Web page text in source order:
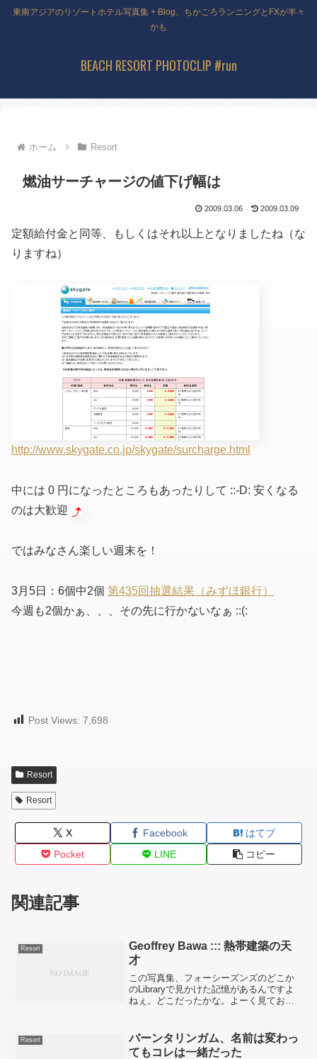
東南アジアのリゾートホテル写真集 + Blog、ちかごろランニングとFXが半々
かも
BEACH RESORT PHOTOCLIP #run
ホーム Resort
燃油サーチャージの値下げ幅は
2009.03.06 2009.03.09
定額給付金と同等、もしくはそれ以上となりましたね （な
りますね）
http://www.skygate.co.jp/skygate/surcharge.html
中には 0 円になったところもあったりして ::-D: 安くなる
のは大歓迎
ではみなさん楽しい週末を！
3月5日：6個中2個 第435回抽選結果（みずほ銀行）
今週も2個かぁ、、、その先に行かないなぁ ::(:
Post Views: 7,698
Resort
Resort
X Facebook
はてブ
Pocket
LINE コピー
関連記事
Resort
Geoffrey Bawa ::: 熱帯建築の天
才
この写真集、フォーシーズンズのどこか
のLibraryで見かけた記憶があるんですよ
ねぇ。どこだったかな。よーく見ておけ
て掲載されていたホテルの名前をメモっ
ていたことを思い...
Resort
バーンタリンガム、名前は変わっ
てもコレは一緒だった